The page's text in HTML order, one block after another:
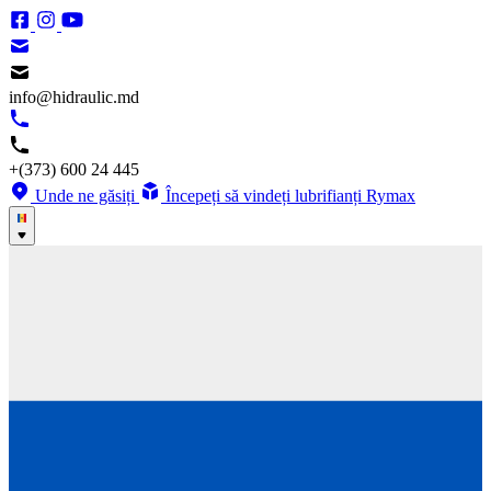
info@hidraulic.md
+(373) 600 24 445
Unde ne găsiți
Începeți să vindeți lubrifianți Rymax